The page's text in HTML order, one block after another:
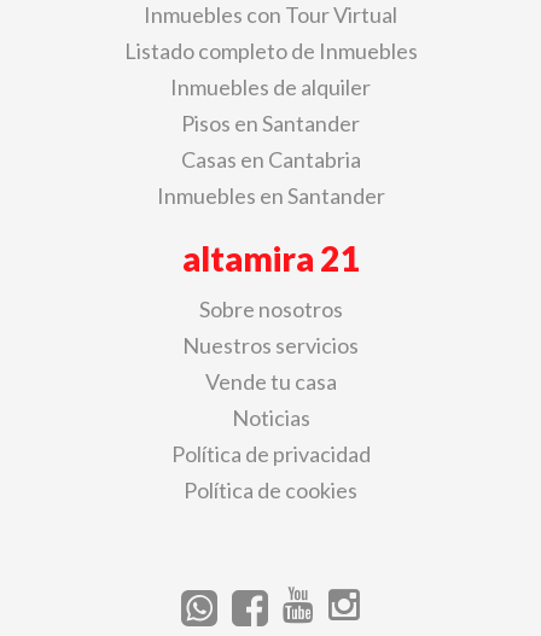
Inmuebles con Tour Virtual
Listado completo de Inmuebles
Inmuebles de alquiler
Pisos en Santander
Casas en Cantabria
Inmuebles en Santander
altamira 21
Sobre nosotros
Nuestros servicios
Vende tu casa
Noticias
Política de privacidad
Política de cookies